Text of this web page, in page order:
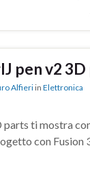
pen v2
Alfieri in Elettronica
parts ti mostra
con Fusion